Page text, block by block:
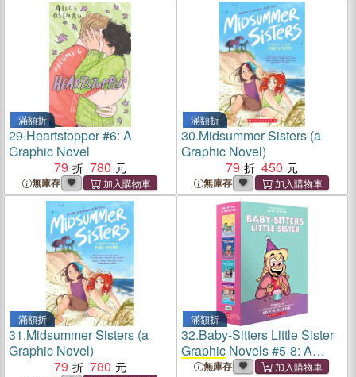
滿額折
29.Heartstopper #6: A
Graphic Novel
79
780
無庫存
滿額折
30.Midsummer Sisters (a
Graphic Novel)
79
450
無庫存
滿額折
31.Midsummer Sisters (a
Graphic Novel)
79
780
滿額折
32.Baby-Sitters Little Sister
Graphic Novels #5-8: A
GraphixCollection
無庫存